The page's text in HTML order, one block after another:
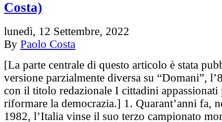
Costa)
lunedì, 12 Settembre, 2022
By Paolo Costa
[La parte centrale di questo articolo è stata
versione parzialmente diversa su “Domani”,
con il titolo redazionale I cittadini appassionati
riformare la democrazia.] 1. Quarant’anni fa,
1982, l’Italia vinse il suo terzo campionato